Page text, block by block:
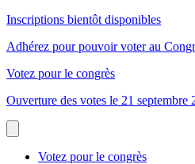
Inscriptions bientôt disponibles
Adhérez pour pouvoir voter au
Votez pour le congrès
Ouverture des votes le 21 septembre
Votez pour le congrès